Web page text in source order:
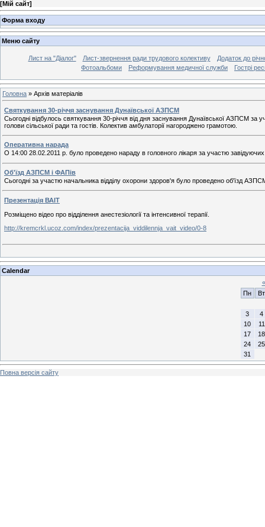
[Мій сайт]
Форма входу
Меню сайту
Лист на "Діалог" Лист-звернення ради трудового колективу
Додаток до
Фотоальбоми
Реформування медичної служби Гострі
Головна » Архів матеріалів
Святкування 30-річчя заснування Дунаївської АЗПСМ
Сьогодні відбулось святкування 30-річчя від дня заснування Дунаївської АЗПСМ
голови сільської ради та гостів. Колектив амбулаторії нагороджено грамотою.
Оперативна нарада
О 14:00 28.02.2011 р. було проведено нараду в головного лікаря за участю завідуючих
Об'їзд АЗПСМ і ФАПів
Сьогодні за участю начальника відділу охорони здоров'я було проведено об'їзд
Презентація ВАІТ
Розміщено відео про відділення анестезіології та інтенсивної терапії.
http://kremcrkl.ucoz.com/index/prezentacija_viddilennja_vait_video/0-8
Calendar
«
Пн
Вт
3
4
10
11
17
18
24
25
31
Повна версія сайту